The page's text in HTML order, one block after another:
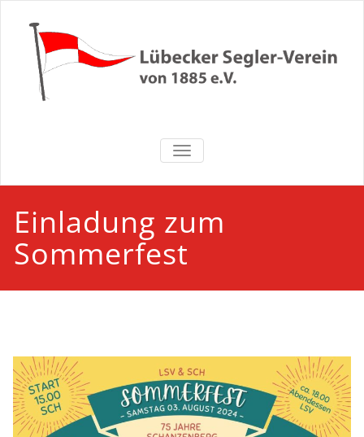
springen
von 1885 e.V.
NAVIGATION UMSCHALTEN
Einladung zum
Sommerfest